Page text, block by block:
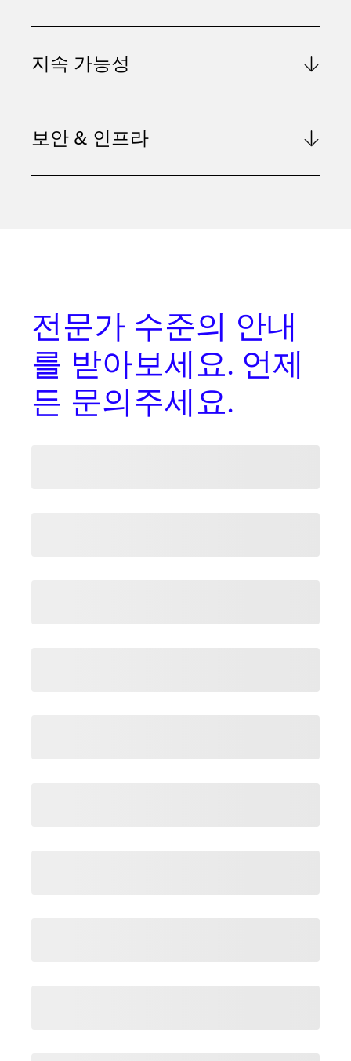
지속 가능성
보안 & 인프라
전문가 수준의 안내
를 받아보세요. 언제
든 문의주세요.